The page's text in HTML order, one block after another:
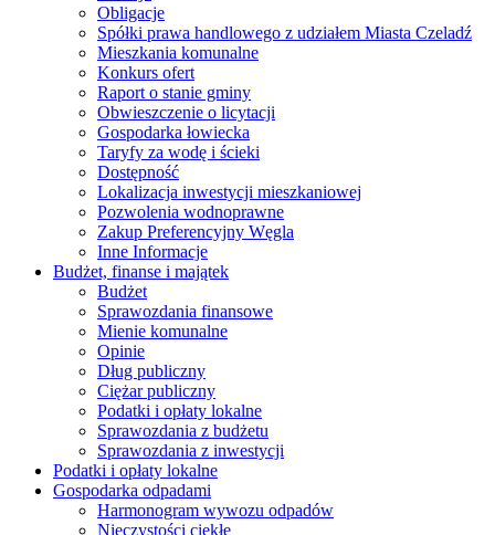
Obligacje
Spółki prawa handlowego z udziałem Miasta Czeladź
Mieszkania komunalne
Konkurs ofert
Raport o stanie gminy
Obwieszczenie o licytacji
Gospodarka łowiecka
Taryfy za wodę i ścieki
Dostępność
Lokalizacja inwestycji mieszkaniowej
Pozwolenia wodnoprawne
Zakup Preferencyjny Węgla
Inne Informacje
Budżet, finanse i majątek
Budżet
Sprawozdania finansowe
Mienie komunalne
Opinie
Dług publiczny
Ciężar publiczny
Podatki i opłaty lokalne
Sprawozdania z budżetu
Sprawozdania z inwestycji
Podatki i opłaty lokalne
Gospodarka odpadami
Harmonogram wywozu odpadów
Nieczystości ciekłe